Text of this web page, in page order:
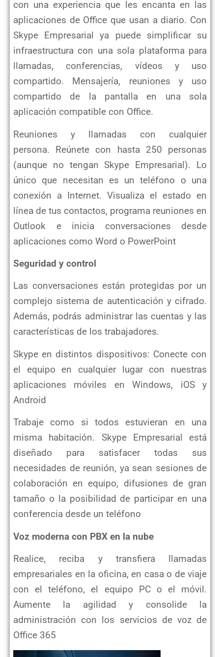
con una experiencia que les encanta en las
aplicaciones de Office que usan a diario. Con
Skype Empresarial ya puede simplificar su
infraestructura con una sola plataforma para
llamadas, conferencias, vídeos y uso
compartido.
Mensajería, reuniones y uso
compartido de la pantalla en una sola
aplicación compatible con Office.
Reuniones y llamadas con cualquier
persona. Reúnete con hasta 250 personas
(aunque no tengan Skype Empresarial). Lo
único que necesitan es un teléfono o una
conexión a Internet. Visualiza el estado en
línea de tus contactos, programa reuniones en
Outlook e inicia conversaciones desde
aplicaciones como Word o PowerPoint
Seguridad y control
Las conversaciones están protegidas por un
complejo sistema de autenticación y cifrado.
Además, podrás administrar las cuentas y las
características de los trabajadores.
Skype en distintos dispositivos: Conecte con
el equipo en cualquier lugar con nuestras
aplicaciones móviles en Windows, iOS y
Android
Trabaje como si todos estuvieran en una
misma habitación. Skype Empresarial está
diseñado para satisfacer todas sus
necesidades de reunión, ya sean sesiones de
colaboración en equipo, difusiones de gran
tamaño o la posibilidad de participar en una
conferencia desde un teléfono
Voz moderna con PBX en la nube
Realice, reciba y transfiera llamadas
empresariales en la oficina, en casa o de viaje
con el teléfono, el equipo PC o el móvil.
Aumente la agilidad y consolide la
administración con los servicios de voz de
Office 365